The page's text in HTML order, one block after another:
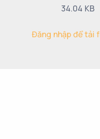
34.04 KB
Đăng nhập để tải